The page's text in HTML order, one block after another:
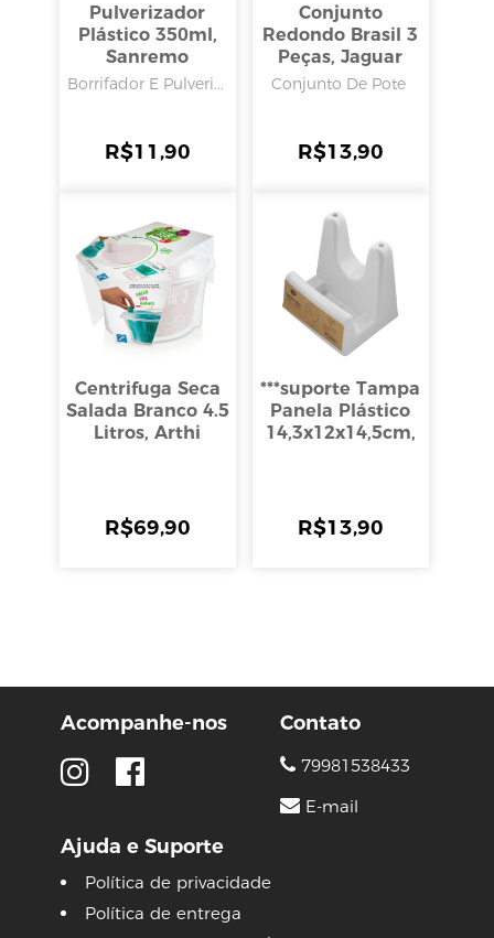
Pulverizador
Plástico 350ml,
Sanremo
Borrifador E Pulveri...
R$11,90
Conjunto
Redondo Brasil 3
Peças, Jaguar
Conjunto De Pote
R$13,90
Centrifuga Seca
Salada Branco 4.5
Litros, Arthi
R$69,90
***suporte Tampa
Panela Plástico
14,3x12x14,5cm,
R$13,90
Acompanhe-nos
Ajuda e Suporte
Política de privacidade
Política de entrega
Contato
79981538433
E-mail